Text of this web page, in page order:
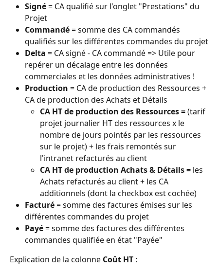
Signé = CA qualifié sur l'onglet "Prestations" du
Projet
Commandé = somme des CA commandés
qualifiés sur les différentes commandes du projet
Delta = CA signé - CA commandé => Utile pour
repérer un décalage entre les données
commerciales et les données administratives !
Production = CA de production des Ressources +
CA de production des Achats et Détails
CA HT de production des Ressources = (tarif
projet journalier HT des ressources x le
nombre de jours pointés par les ressources
sur le projet) + les frais remontés sur
l'intranet refacturés au client
CA HT de production Achats & Détails = les
Achats refacturés au client + les CA
additionnels (dont la checkbox est cochée)
Facturé = somme des factures émises sur les
différentes commandes du projet
Payé = somme des factures des différentes
commandes qualifiée en état "Payée"
Explication de la colonne Coût HT :